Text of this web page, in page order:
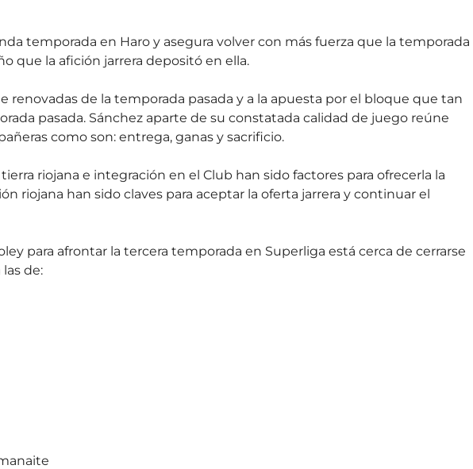
temporada en Haro y asegura volver con más fuerza que la temporada
que la afición jarrera depositó en ella.
renovadas de la temporada pasada y a la apuesta por el bloque que tan
pasada. Sánchez aparte de su constatada calidad de juego reúne
como son: entrega, ganas y sacrificio.
riojana e integración en el Club han sido factores para ofrecerla la
riojana han sido claves para aceptar la oferta jarrera y continuar el
para afrontar la tercera temporada en Superliga está cerca de cerrarse
de: